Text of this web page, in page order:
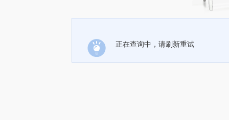
正在查询中，请刷新重试